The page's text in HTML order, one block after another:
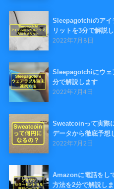
Sleepagotchiのアイ
リットを3分で解説し
2022年7月8日
Sleepagotchiにウェ
分で解説します
2022年7月4日
Sweatcoinって実際
データから徹底予想
2022年7月2日
Amazonに電話をし
方法を2分で解説しま